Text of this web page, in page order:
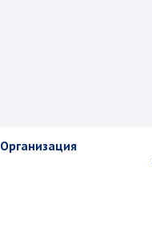
Организация